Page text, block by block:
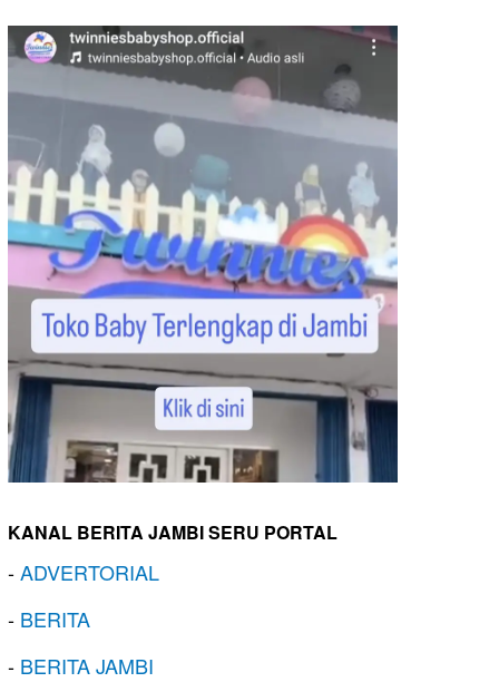
KANAL BERITA JAMBI SERU PORTAL
-ADVERTORIAL
- BERITA
- BERITA JAMBI